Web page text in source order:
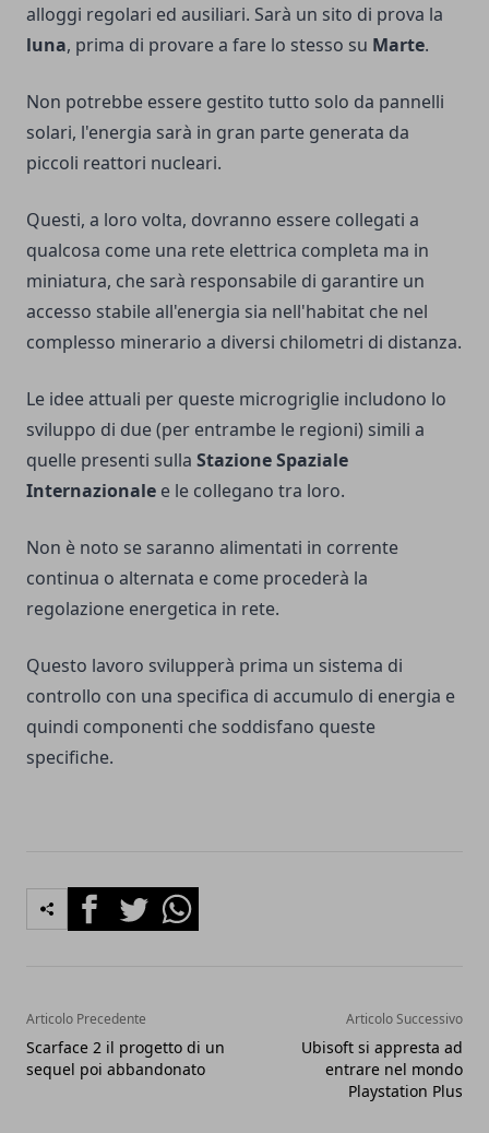
alloggi regolari ed ausiliari. Sarà un sito di prova la
luna, prima di provare a fare lo stesso su Marte.
Non potrebbe essere gestito tutto solo da pannelli
solari, l'energia sarà in gran parte generata da
piccoli reattori nucleari.
Questi, a loro volta, dovranno essere collegati a
qualcosa come una rete elettrica completa ma in
miniatura, che sarà responsabile di garantire un
accesso stabile all'energia sia nell'habitat che nel
complesso minerario a diversi chilometri di distanza.
Le idee attuali per queste microgriglie includono lo
sviluppo di due (per entrambe le regioni) simili a
quelle presenti sulla Stazione Spaziale
Internazionale e le collegano tra loro.
Non è noto se saranno alimentati in corrente
continua o alternata e come procederà la
regolazione energetica in rete.
Questo lavoro svilupperà prima un sistema di
controllo con una specifica di accumulo di energia e
quindi componenti che soddisfano queste
specifiche.
FacebookTwitterWhatsapp
Articolo Precedente
Scarface 2 il progetto di un
sequel poi abbandonato
Articolo Successivo
Ubisoft si appresta ad
entrare nel mondo
Playstation Plus